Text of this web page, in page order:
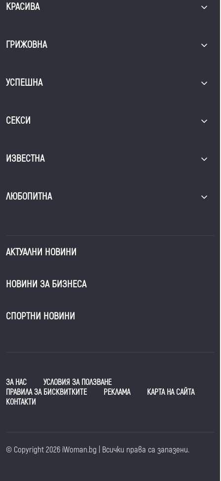
КРАСИВА
ГРИЖОВНА
УСПЕШНА
СЕКСИ
ИЗВЕСТНА
ЛЮБОПИТНА
АКТУАЛНИ НОВИНИ
НОВИНИ ЗА БИЗНЕСА
СПОРТНИ НОВИНИ
ЗА НАС
УСЛОВИЯ ЗА ПОЛЗВАНЕ
ПРАВИЛА ЗА БИСКВИТКИТЕ
РЕКЛАМА
КАРТА НА САЙТА
КОНТАКТИ
© Copyright 2026 iWoman.bg | Всички права са запазени.